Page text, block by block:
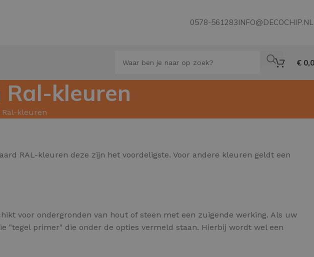
0578-561283INFO@DECOCHIP.NL
€
Ral-kleuren
kleuren
RAL-kleuren deze zijn het voordeligste. Voor andere kleuren geldt een
voor ondergronden van hout of steen met een zuigende werking. Als uw
"tegel primer" die onder de opties vermeld staan. Hierbij wordt wel een